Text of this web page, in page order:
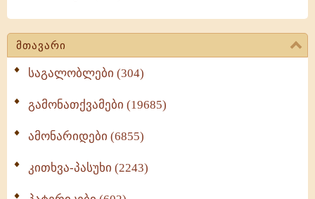
მთავარი
საგალობლები (304)
გამონათქვამები (19685)
ამონარიდები (6855)
კითხვა-პასუხი (2243)